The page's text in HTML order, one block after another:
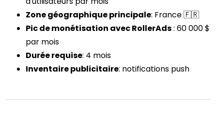
Zone géographique principale: France 🇫🇷
Pic de monétisation avec RollerAds: 60 000 $
par mois
Durée requise: 4 mois
Inventaire publicitaire: notifications push